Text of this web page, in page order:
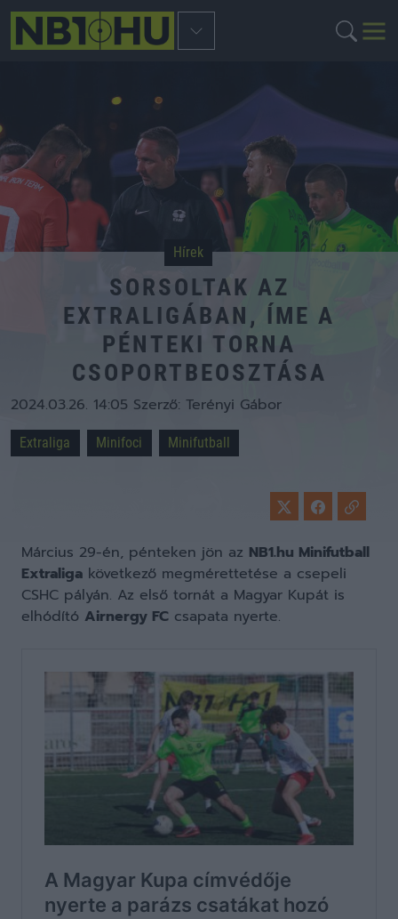
Hírek
SORSOLTAK AZ
EXTRALIGÁBAN, ÍME A
PÉNTEKI TORNA
CSOPORTBEOSZTÁSA
2024.03.26. 14:05 Szerző: Terényi Gábor
Extraliga Minifoci Minifutball
Március 29-én, pénteken jön az NB1.hu Minifutball
Extraliga következő megmérettetése a csepeli
CSHC pályán. Az első tornát a Magyar Kupát is
elhódító Airnergy FC csapata nyerte.